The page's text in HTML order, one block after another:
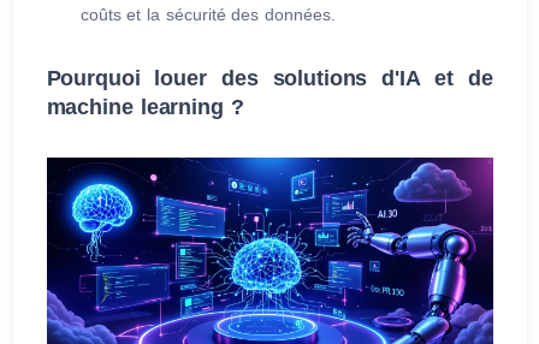
coûts et la sécurité des données.
Pourquoi louer des solutions d'IA et de
machine learning ?